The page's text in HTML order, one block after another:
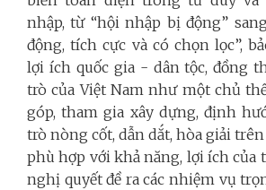
nhập, từ “hội nhập bị động”
động, tích cực và có chọn lọc”,
lợi ích quốc gia - dân tộc, đồng
trò của Việt Nam như một chủ
góp, tham gia xây dựng, định
trò nòng cốt, dẫn dắt, hòa giải
phù hợp với khả năng, lợi ích của
nghị quyết đề ra các nhiệm vụ